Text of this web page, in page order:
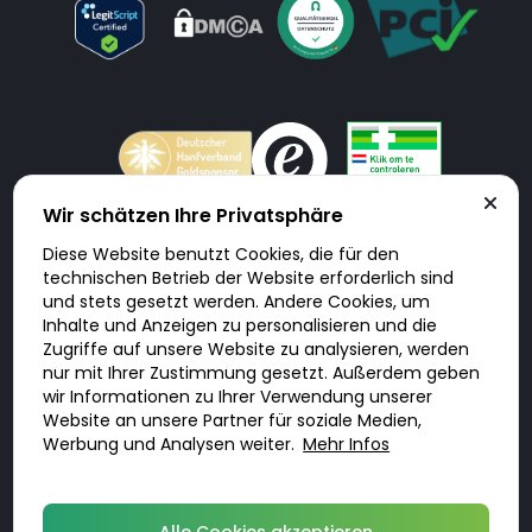
Doktorabc.com ist eine Vermittlungsplattform. Doktorabc ist ausdrücklich
keine Internetapotheke. Doktorabc bietet keine Medikamente oder
sonstige Produkte an oder liefert diese. Jegliche Informationen zu
Produkten, Medikamenten und Preisen auf der Internetseite beinhalten
kein Angebot von Doktorabc an Sie. Für die Einhaltung der in Ihrem Land
geltenden Gesetze und sonstigen Rechtsvorschriften sind Sie als Nutzer
selbst verantwortlich. Die Nutzung unseres Services auf Doktorabc durch
Sie erfolgt auf eigenes Risiko und in eigener Verantwortung. Sie erklären,
diese Internetseite aus eigener Initiative zu besuchen und zu nutzen.
Wir schätzen Ihre Privatsphäre
Diese Website benutzt Cookies, die für den
technischen Betrieb der Website erforderlich sind
und stets gesetzt werden. Andere Cookies, um
Inhalte und Anzeigen zu personalisieren und die
Zugriffe auf unsere Website zu analysieren, werden
nur mit Ihrer Zustimmung gesetzt. Außerdem geben
wir Informationen zu Ihrer Verwendung unserer
Website an unsere Partner für soziale Medien,
Werbung und Analysen weiter. Mehr Infos